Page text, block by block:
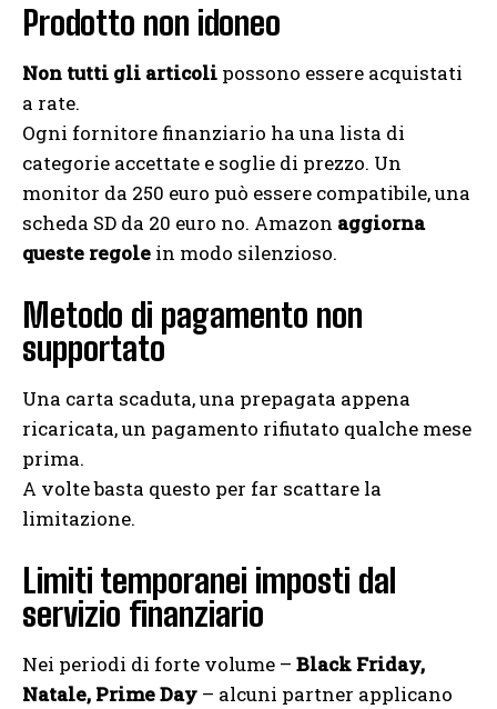
Prodotto non idoneo
Non tutti gli articoli possono essere acquistati
a rate.
Ogni fornitore finanziario ha una lista di
categorie accettate e soglie di prezzo. Un
monitor da 250 euro può essere compatibile, una
scheda SD da 20 euro no. Amazon aggiorna
queste regole in modo silenzioso.
Metodo di pagamento non
supportato
Una carta scaduta, una prepagata appena
ricaricata, un pagamento rifiutato qualche mese
prima.
A volte basta questo per far scattare la
limitazione.
Limiti temporanei imposti dal
servizio finanziario
Nei periodi di forte volume – Black Friday,
Natale, Prime Day – alcuni partner applicano